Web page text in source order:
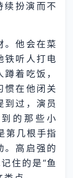
续扮演而不
。他会在菜
铁听人打电
着吃饭，
惯在他闭关
到过，演员
的那些小
第几根手指
。高启强的
住的是“鱼